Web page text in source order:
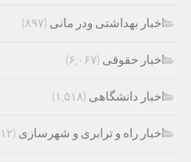
اخبار بهداشتی ودر مانی (۸۹۷)
اخبار حقوقی (۶,۰۶۷)
اخبار دانشگاهی (۱,۵۱۸)
اخبار راه و ترابری و شهرسازی (۸۱۲)